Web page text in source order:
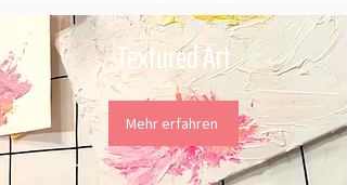
Textured Art
Mehr erfahren